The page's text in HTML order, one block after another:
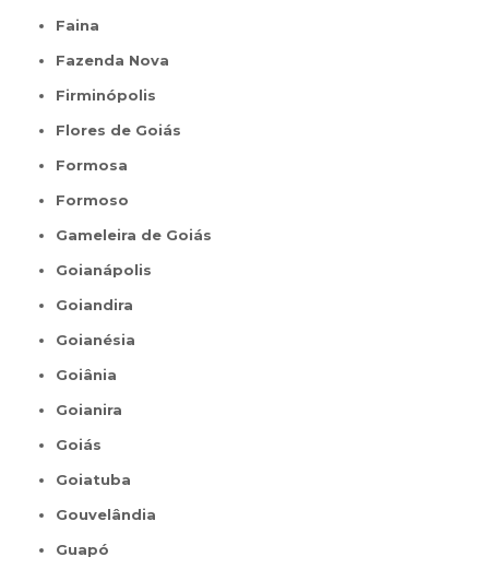
Faina
Fazenda Nova
Firminópolis
Flores de Goiás
Formosa
Formoso
Gameleira de Goiás
Goianápolis
Goiandira
Goianésia
Goiânia
Goianira
Goiás
Goiatuba
Gouvelândia
Guapó